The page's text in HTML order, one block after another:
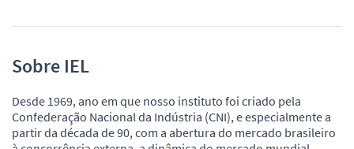
Sobre IEL
Desde 1969, ano em que nosso instituto foi criado pela
Confederação Nacional da Indústria (CNI), e especialmente a
partir da década de 90, com a abertura do mercado brasileiro